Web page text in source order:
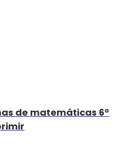
de matemáticas 6º